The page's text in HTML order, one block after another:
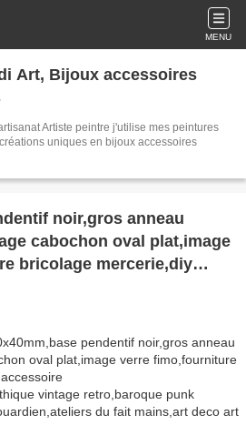
MENU
Art, Bijoux accessoires
Artiste peintre j'utilise mes peintures
uniques en bijoux accessoires
noir,gros anneau
cabochon oval plat,image
bricolage mercerie,diy
vintage
du fait mains,art deco art